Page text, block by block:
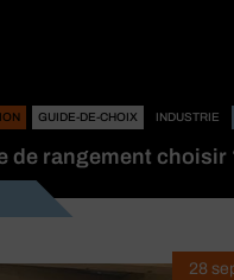
GUIDE-DE-CHOIX INDUSTRIE
de rangement choisir
28